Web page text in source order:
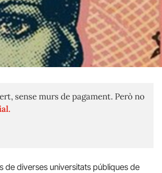
sense murs de pagament. Però no
de diverses universitats públiques de